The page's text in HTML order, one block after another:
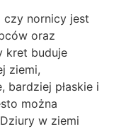
czy nornicy jest
oraz
kret buduje
ziemi,
bardziej płaskie i
można
w ziemi